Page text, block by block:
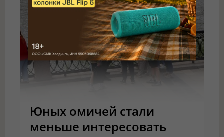
Юных омичей стали
меньше интересовать